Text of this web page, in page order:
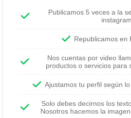
Publicamos 5 veces a la
instagram
Republicamos en
Nos cuentas por video
productos o servicios para
Ajustamos tu perfil según
Solo debes decirnos los
Nosotros hacemos la